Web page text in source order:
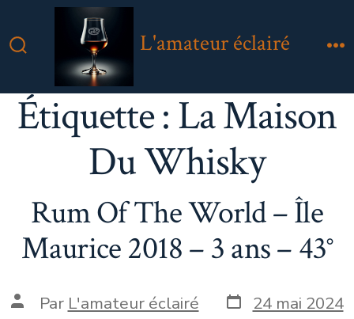
au
Bascule
Rechercher
L'amateur éclairé
Étiquette :La Maison
Du Whisky
Rum Of The World – Île
Maurice 2018 – 3 ans – 43°
Auteur
Par L'amateur éclairé Date24 mai 2024